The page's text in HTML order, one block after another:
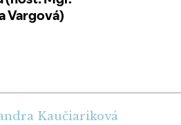
Kaučiariková